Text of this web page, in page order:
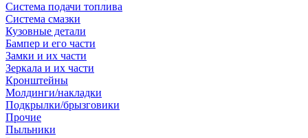
Система подачи топлива
Система смазки
Кузовные детали
Бампер и его части
Замки и их части
Зеркала и их части
Кронштейны
Молдинги/накладки
Подкрылки/брызговики
Прочие
Пыльники